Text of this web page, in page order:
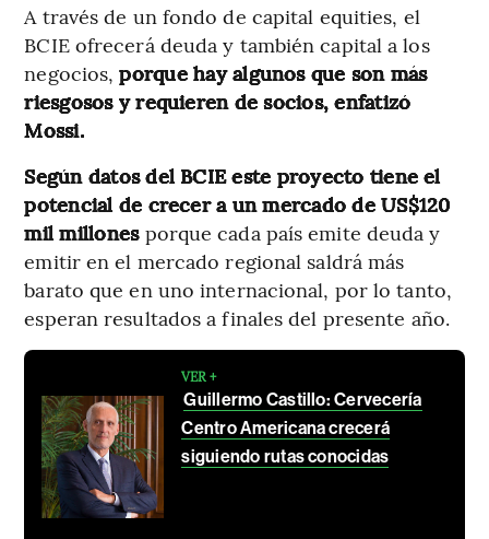
A través de un fondo de capital equities, el
BCIE ofrecerá deuda y también capital a los
negocios,porque hay algunos que son más
riesgosos y requieren de socios, enfatizó
Mossi.
Según datos del BCIE este proyecto tiene el
potencial de crecer a un mercado de US$120
mil millones porque cada país emite deuda y
emitir en el mercado regional saldrá más
barato que en uno internacional, por lo tanto,
esperan resultados a finales del presente año.
VER +
Guillermo Castillo: Cervecería
Centro Americana crecerá
siguiendo rutas conocidas